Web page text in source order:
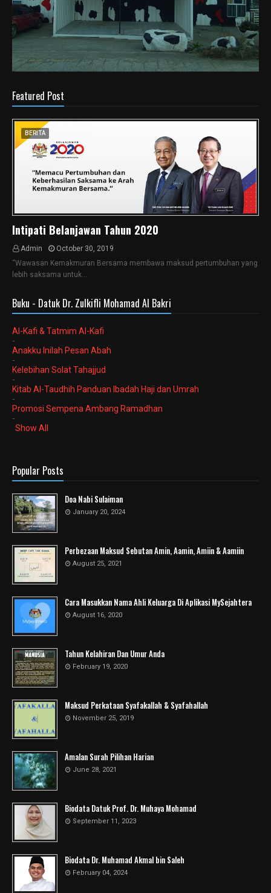
Featured Post
BERITA
Intipati Belanjawan Tahun 2020
Admin
October 30, 2019
“Wawasan Kemakmuran Bersama membawa maksud pertumbuhan yang
lebih saksama untuk…
Buku - Datuk Dr. Zulkifli Mohamad Al Bakri
Al-Kafi & Tatmim Al-Kafi
-
Anakku Inilah Pesan Abah
-
Kelebihan Solat Tahajjud
-
Kitab Al-Taudhih Panduan Ibadah Haji dan Umrah
-
Promosi Sempena Ambang Ramadhan
-
Show All
Popular Posts
Doa Nabi Sulaiman
January 20, 2024
Perbezaan Maksud Sebutan Amin, Aamin, Amiin & Aamiin
August 25, 2021
Cara Masukkan Nama Ahli Keluarga Di Aplikasi MySejahtera
August 16, 2020
Tahun Kelahiran Dan Umur Anda
February 19, 2020
Maksud Perkataan Syafakallah & Syafahallah
November 25, 2019
Amalan Surah Pilihan Harian
June 28, 2021
Biodata Datuk Prof. Dr. Muhaya Mohamad
September 11, 2023
Biodata Dr. Muhamad Akmal bin Saleh
February 04, 2024